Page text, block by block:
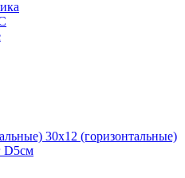
30x12 (горизонтальные)
D5см